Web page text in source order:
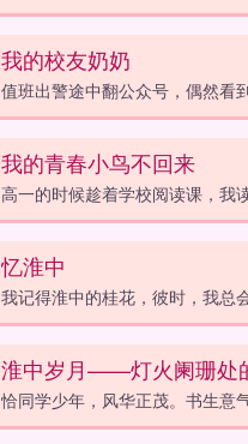
我的校友奶奶
值班出警途中翻公众号，偶然看
我的青春小鸟不回来
高一的时候趁着学校阅读课，我
忆淮中
我记得淮中的桂花，彼时，我总
淮中岁月——灯火阑珊处
恰同学少年，风华正茂。书生意